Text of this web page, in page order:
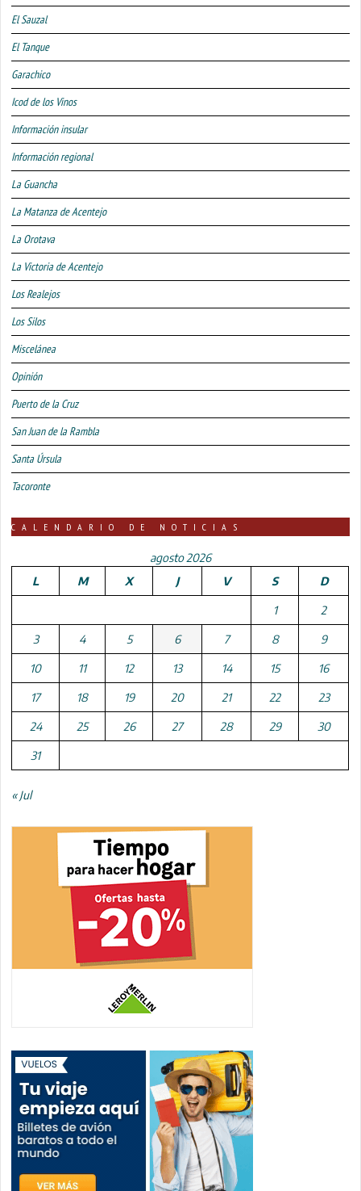
El Sauzal
El Tanque
Garachico
Icod de los Vinos
Información insular
Información regional
La Guancha
La Matanza de Acentejo
La Orotava
La Victoria de Acentejo
Los Realejos
Los Silos
Miscelánea
Opinión
Puerto de la Cruz
San Juan de la Rambla
Santa Úrsula
Tacoronte
CALENDARIO DE NOTICIAS
agosto 2026
L
M X J V S D
1 2
3 4 5 6 7 8 9
10 11 12 13 14 15 16
17 18 19 20 21 22 23
24 25 26 27 28 29 30
31
« Jul